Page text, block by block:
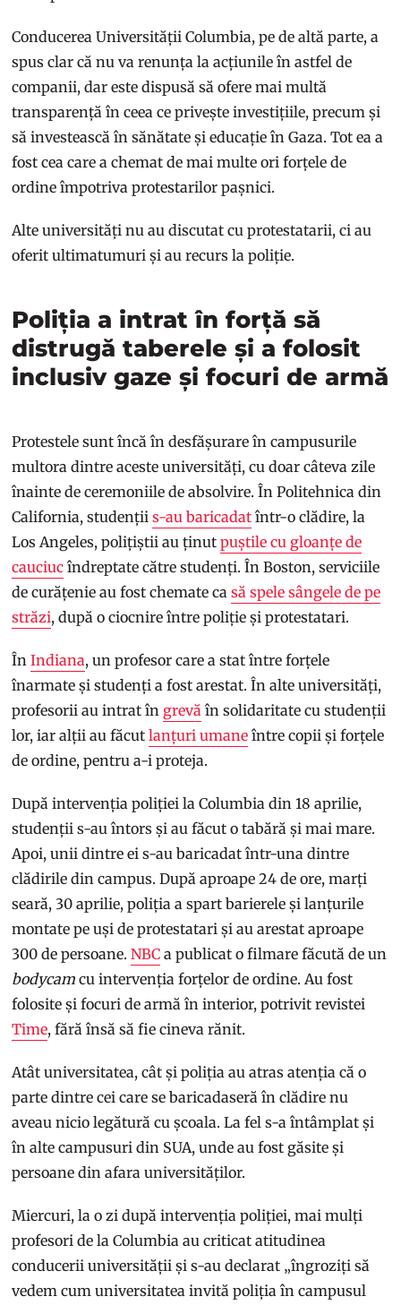
Conducerea Universității Columbia, pe de altă parte, a
spus clar că nu va renunța la acțiunile în astfel de
companii, dar este dispusă să ofere mai multă
transparență în ceea ce privește investițiile, precum și
să investească în sănătate și educație în Gaza. Tot ea a
fost cea care a chemat de mai multe ori forțele de
ordine împotriva protestarilor pașnici.
Alte universități nu au discutat cu protestatarii, ci au
oferit ultimatumuri și au recurs la poliție.
Poliția a intrat în forță să
distrugă taberele și a folosit
inclusiv gaze și focuri de armă
Protestele sunt încă în desfășurare în campusurile
multora dintre aceste universități, cu doar câteva zile
înainte de ceremoniile de absolvire. În Politehnica din
California, studențiis-au baricadat într-o clădire, la
Los Angeles, polițiștii au ținutpuștile cu gloanțe de
cauciuc îndreptate către studenți. În Boston, serviciile
de curățenie au fost chemate casă spele sângele de pe
străzi, după o ciocnire între poliție și protestatari.
ÎnIndiana, un profesor care a stat între forțele
înarmate și studenți a fost arestat. În alte universități,
profesorii au intrat în grevă în solidaritate cu studenții
lor, iar alții au făcutlanțuri umane între copii și forțele
de ordine, pentru a-i proteja.
După intervenția poliției la Columbia din 18 aprilie,
studenții s-au întors și au făcut o tabără și mai mare.
Apoi, unii dintre ei s-au baricadat într-una dintre
clădirile din campus. După aproape 24 de ore, marți
seară, 30 aprilie, poliția a spart barierele și lanțurile
montate pe uși de protestatari și au arestat aproape
300 de persoane.NBC a publicat o filmare făcută de un
bodycam cu intervenția forțelor de ordine. Au fost
folosite și focuri de armă în interior, potrivit revistei
Time, fără însă să fie cineva rănit.
Atât universitatea, cât și poliția au atras atenția că o
parte dintre cei care se baricadaseră în clădire nu
aveau nicio legătură cu școala. La fel s-a întâmplat și
în alte campusuri din SUA, unde au fost găsite și
persoane din afara universităților.
Miercuri, la o zi după intervenția poliției, mai mulți
profesori de la Columbia au criticat atitudinea
conducerii universității și s-au declarat „îngroziți să
vedem cum universitatea invită poliția în campusul